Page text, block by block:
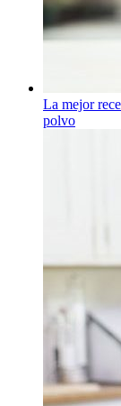
La mejor
polvo